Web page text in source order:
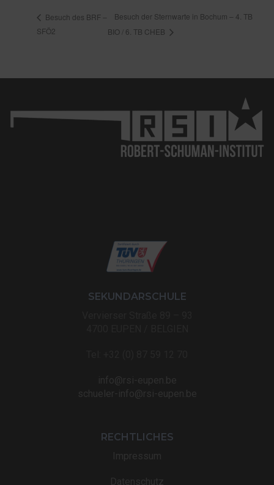
Besuch des BRF –
SFÖ2
Besuch der Sternwarte in Bochum – 4. TB
BIO / 6. TB CHEB
SEKUNDARSCHULE
RECHTLICHES